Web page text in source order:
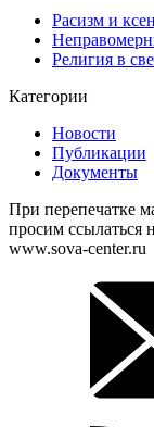
Расизм и
Религия в
Категории
Новости
Публикации
Документы
При перепечатке
просим ссылаться
www.sova-center.ru